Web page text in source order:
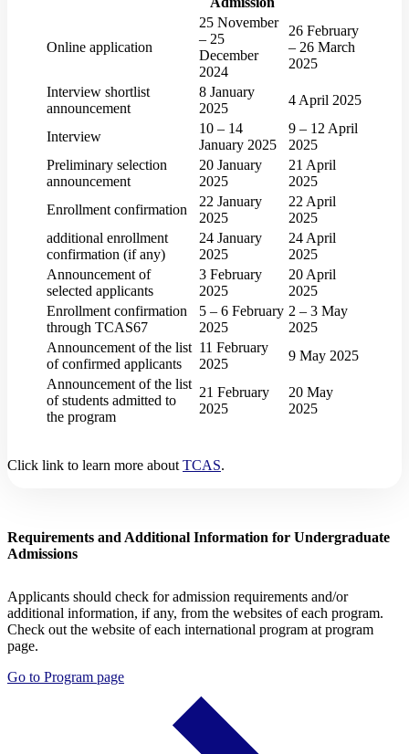
Online application
25 November
– 25
December
2024
26 February
– 26 March
2025
Interview shortlist
announcement
8 January
2025
4 April 2025
Interview
10 – 14
January 2025
9 – 12 April
2025
Preliminary selection
announcement
20 January
2025
21 April
2025
Enrollment confirmation
22 January
2025
22 April
2025
additional enrollment
confirmation (if any)
24 January
2025
24 April
2025
Announcement of
selected applicants
3 February
2025
20 April
2025
Enrollment confirmation
through TCAS67
5 – 6 February
2025
2 – 3 May
2025
Announcement of the list
of confirmed applicants
11 February
2025
9 May 2025
Announcement of the list
of students admitted to
the program
21 February
2025
20 May
2025
Click link to learn more about TCAS.
Requirements and Additional Information for Undergraduate
Admissions
Applicants should check for admission requirements and/or
additional information, if any, from the websites of each program.
Check out the website of each international program at program
page.
Go to Program page